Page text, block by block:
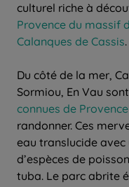
culturel riche à
Provence du massif
Calanques de Cassis.
Du côté de la mer,
Sormiou, En Vau
connues de Provence
randonner. Ces
eau translucide
d’espèces de
tuba. Le parc abrite